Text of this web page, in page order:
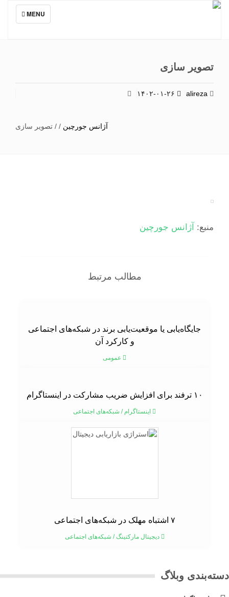
TOGGLE
NAVIGATION
MENU
تصویر سازی
alireza
آژانس جورچین/
/تصویر سازی
منبع:آژانس جورچین
مطالب مرتبط
جایگاه‌یابی یا موقعیت‌یابی برند در شبکه‌های اجتماعی
و کارکرد آن
عمومی
۱۰ ترفند برای افزایش ضریب مشارکت در اینستاگرام
اینستاگرام/شبکه‌های اجتماعی
دیجیتال مارکتینگ/شبکه‌های اجتماعی
وبلاگ